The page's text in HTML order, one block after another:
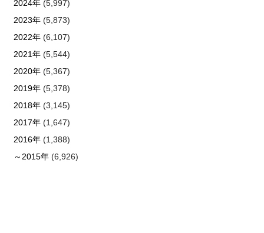
2024年(5,997)
2023年(5,873)
2022年(6,107)
2021年(5,544)
2020年(5,367)
2019年(5,378)
2018年(3,145)
2017年(1,647)
2016年(1,388)
～2015年(6,926)